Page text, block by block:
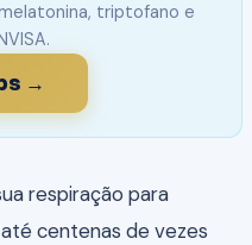
triptofano e
→
respiração para
centenas de vezes